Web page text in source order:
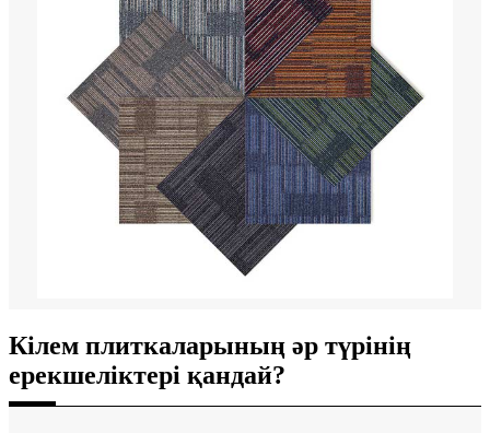
Кілем плиткаларының әр түрінің
ерекшеліктері қандай?